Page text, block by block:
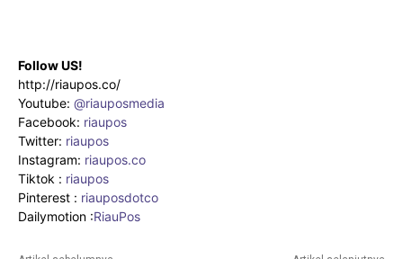
Follow US!
http://riaupos.co/
Youtube: @riauposmedia
Facebook: riaupos
Twitter: riaupos
Instagram: riaupos.co
Tiktok : riaupos
Pinterest : riauposdotco
Dailymotion :RiauPos